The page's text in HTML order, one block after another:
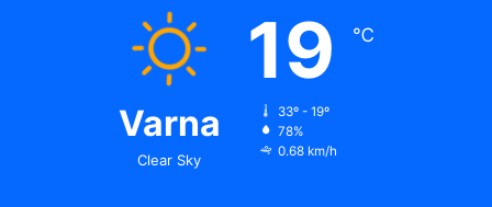
Varna
Clear Sky
19 ℃
33º - 19º
78%
0.68 km/h